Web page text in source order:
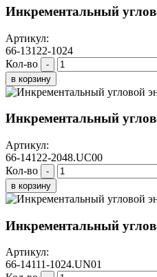
Инкрементальный
Артикул:
66-13122-1024
Кол-во
-
в корзину
Инкрементальный
Артикул:
66-14122-2048.UC00
Кол-во
-
в корзину
Инкрементальный
Артикул:
66-14111-1024.UN01